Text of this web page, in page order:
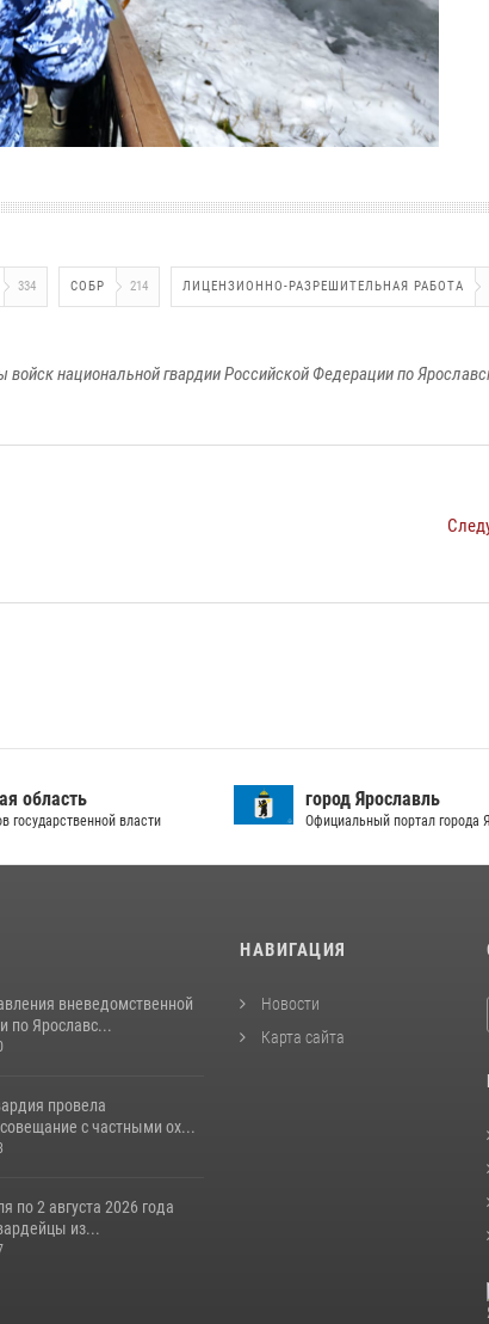
334 СОБР 214 ЛИЦЕНЗИОННО-РАЗРЕШИТЕЛЬНАЯ РАБОТА
национальной гвардии Российской Федерации по
область
государственной власти
город Ярославль
Официальный портал города
вневедомственной
по Ярославс...
провела
с частными ох...
по 2 августа 2026 года
из...
НАВИГАЦИЯ
Новости
Карта сайта